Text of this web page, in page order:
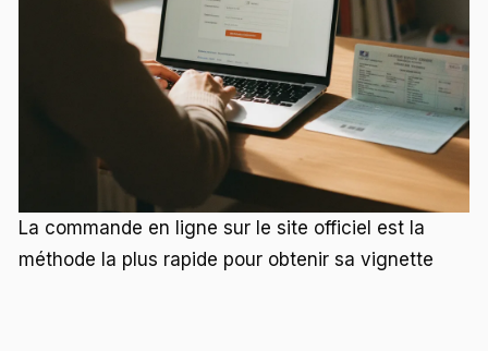
La commande en ligne sur le site officiel est la
méthode la plus rapide pour obtenir sa vignette